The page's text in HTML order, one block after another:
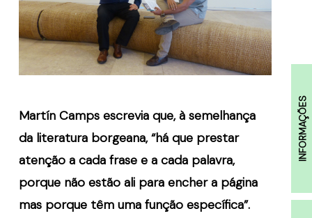
INFORMAÇÕES
Martín Camps escrevia que, à semelhança
da literatura borgeana, “há que prestar
atenção a cada frase e a cada palavra,
porque não estão ali para encher a página
mas porque têm uma função específica”.